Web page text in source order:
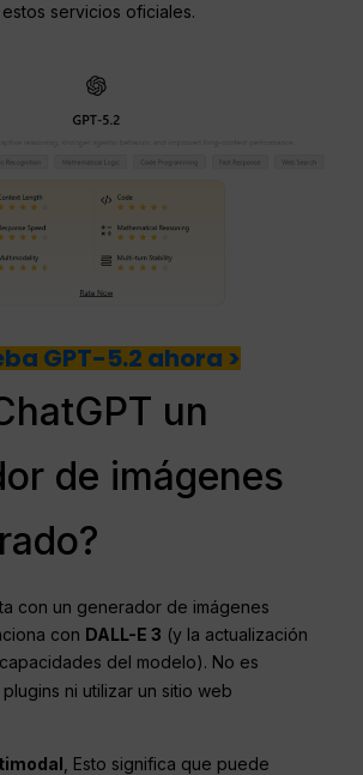
servicios oficiales.
GPT-5.2 ahora >
un
de imágenes
con un generador de imágenes
con DALL-E 3 (y la actualización
capacidades del modelo). No es
ni utilizar un sitio web
, Esto significa que puede